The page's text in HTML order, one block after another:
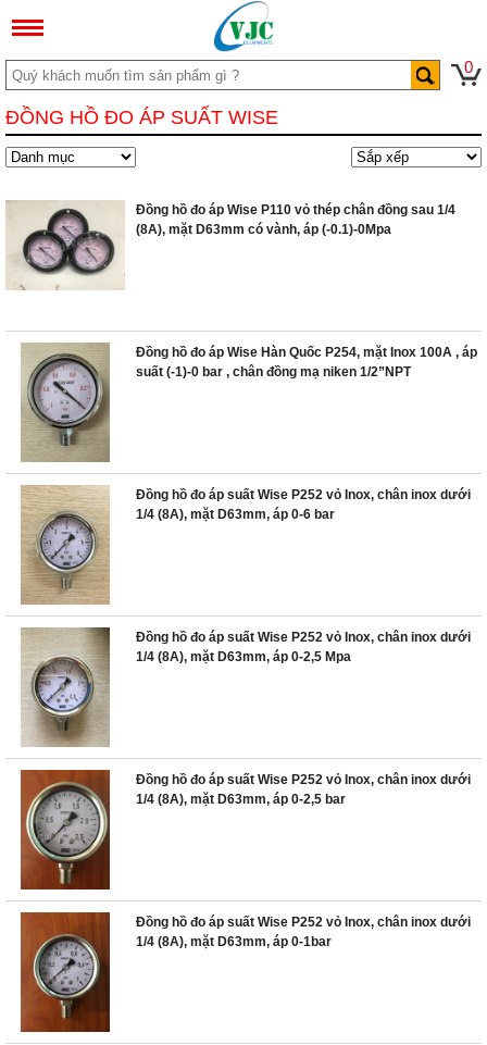
0
ĐỒNG HỒ ĐO ÁP SUẤT WISE
Đồng hồ đo áp Wise P110 vỏ thép chân đồng sau 1/4
(8A), mặt D63mm có vành, áp (-0.1)-0Mpa
Đồng hồ đo áp Wise Hàn Quốc P254, mặt Inox 100A , áp
suất (-1)-0 bar , chân đồng mạ niken 1/2”NPT
Đồng hồ đo áp suất Wise P252 vỏ Inox, chân inox dưới
1/4 (8A), mặt D63mm, áp 0-6 bar
Đồng hồ đo áp suất Wise P252 vỏ Inox, chân inox dưới
1/4 (8A), mặt D63mm, áp 0-2,5 Mpa
Đồng hồ đo áp suất Wise P252 vỏ Inox, chân inox dưới
1/4 (8A), mặt D63mm, áp 0-2,5 bar
Đồng hồ đo áp suất Wise P252 vỏ Inox, chân inox dưới
1/4 (8A), mặt D63mm, áp 0-1bar